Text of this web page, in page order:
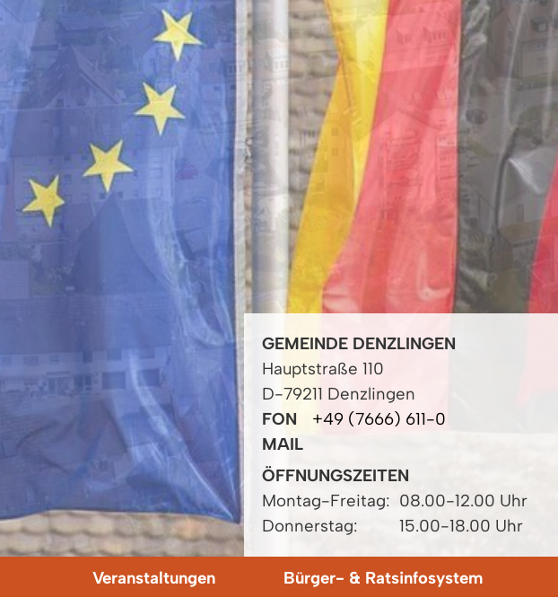
GEMEINDE DENZLINGEN
Hauptstraße 110
D-79211 Denzlingen
FON
+49 (7666) 611-0
MAIL
ÖFFNUNGSZEITEN
Montag-Freitag: 08.00-12.00 Uhr
Donnerstag:
15.00-18.00 Uhr
Veranstaltungen Bürger- & Ratsinfosystem